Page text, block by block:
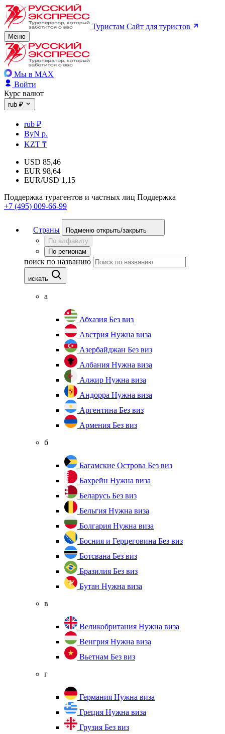
Туристам Сайт для туристов
Меню
Мы в MAX
Войти
Курс валют
rub ₽
rub ₽
ByN р.
KZT ₸
USD 85,46
EUR 98,64
EUR/USD 1,15
Поддержка турагентов и частных лиц Поддержка
+7 (495) 009-66-99
Страны
Подменю открыть/закрыть
По алфавиту
По регионам
поиск по названию
искать
а
Абхазия Без виз
Австрия Нужна виза
Азербайджан Без виз
Албания Нужна виза
Алжир Нужна виза
Андорра Нужна виза
Аргентина Без виз
Армения Без виз
б
Багамские Острова Без виз
Бахрейн Нужна виза
Беларусь Без виз
Бельгия Нужна виза
Болгария Нужна виза
Босния и Герцеговина Без виз
Ботсвана Без виз
Бразилия Без виз
Бутан Нужна виза
в
Великобритания Нужна виза
Венгрия Нужна виза
Вьетнам Без виз
г
Германия Нужна виза
Греция Нужна виза
Грузия Без виз